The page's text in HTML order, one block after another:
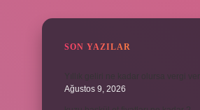
SON YAZILAR
Ağustos 9, 2026